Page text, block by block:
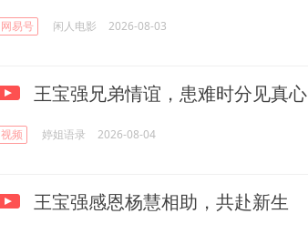
网易号 闲人电影 2026-08-03
王宝强兄弟情谊，患难时分见真心
视频 婷姐语录 2026-08-04
王宝强感恩杨慧相助，共赴新生